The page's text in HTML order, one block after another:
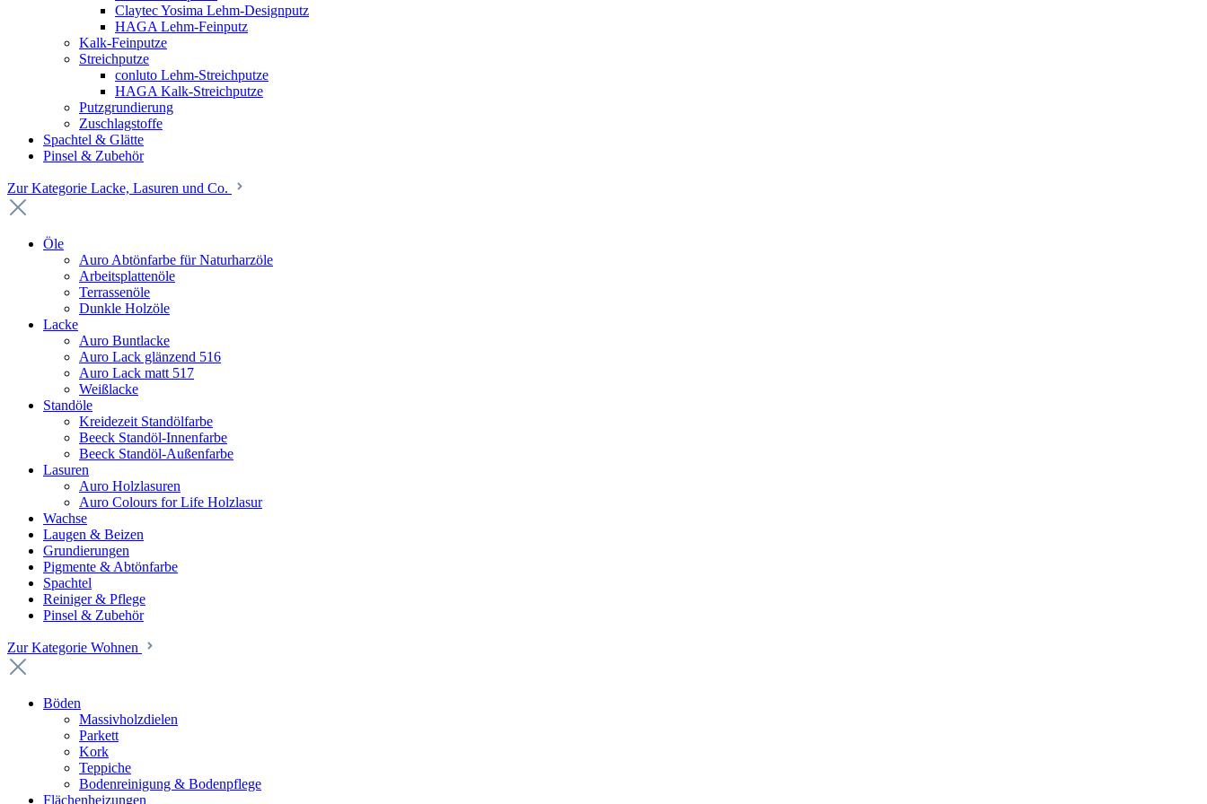
Claytec Yosima Lehm-Designputz
HAGA Lehm-Feinputz
Kalk-Feinputze
Streichputze
conluto Lehm-Streichputze
HAGA Kalk-Streichputze
Putzgrundierung
Zuschlagstoffe
Spachtel & Glätte
Pinsel & Zubehör
Zur Kategorie Lacke, Lasuren und Co.
Öle
Auro Abtönfarbe für Naturharzöle
Arbeitsplattenöle
Terrassenöle
Dunkle Holzöle
Lacke
Auro Buntlacke
Auro Lack glänzend 516
Auro Lack matt 517
Weißlacke
Standöle
Kreidezeit Standölfarbe
Beeck Standöl-Innenfarbe
Beeck Standöl-Außenfarbe
Lasuren
Auro Holzlasuren
Auro Colours for Life Holzlasur
Wachse
Laugen & Beizen
Grundierungen
Pigmente & Abtönfarbe
Spachtel
Reiniger & Pflege
Pinsel & Zubehör
Zur Kategorie Wohnen
Böden
Massivholzdielen
Parkett
Kork
Teppiche
Bodenreinigung & Bodenpflege
Flächenheizungen